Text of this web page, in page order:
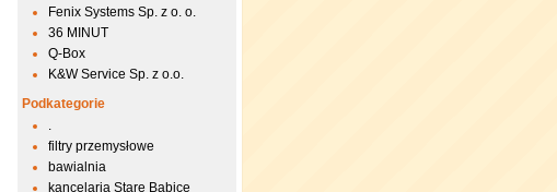
Fenix Systems Sp. z o. o.
36 MINUT
Q-Box
K&W Service Sp. z o.o.
Podkategorie
.
filtry przemysłowe
bawialnia
kancelaria Stare Babice